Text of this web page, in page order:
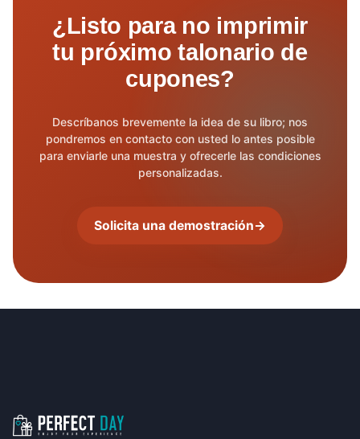
¿Listo para no imprimir
tu próximo talonario de
cupones?
Descríbanos brevemente la idea de su libro; nos
pondremos en contacto con usted lo antes posible
para enviarle una muestra y ofrecerle las condiciones
personalizadas.
Solicita una demostración→